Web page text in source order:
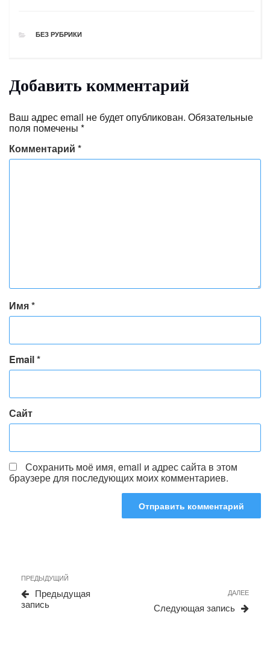
РУБРИКИ
БЕЗ РУБРИКИ
Добавить комментарий
Ваш адрес email не будет опубликован. Обязательные
поля помечены *
Комментарий *
Имя*
Email*
Сайт
Сохранить моё имя, email и адрес сайта в этом
браузере для последующих моих комментариев.
записям
Предыдущая
запись
ПРЕДЫДУЩИЙ
Предыдущая
запись
ДАЛЕЕ
Следующая запись